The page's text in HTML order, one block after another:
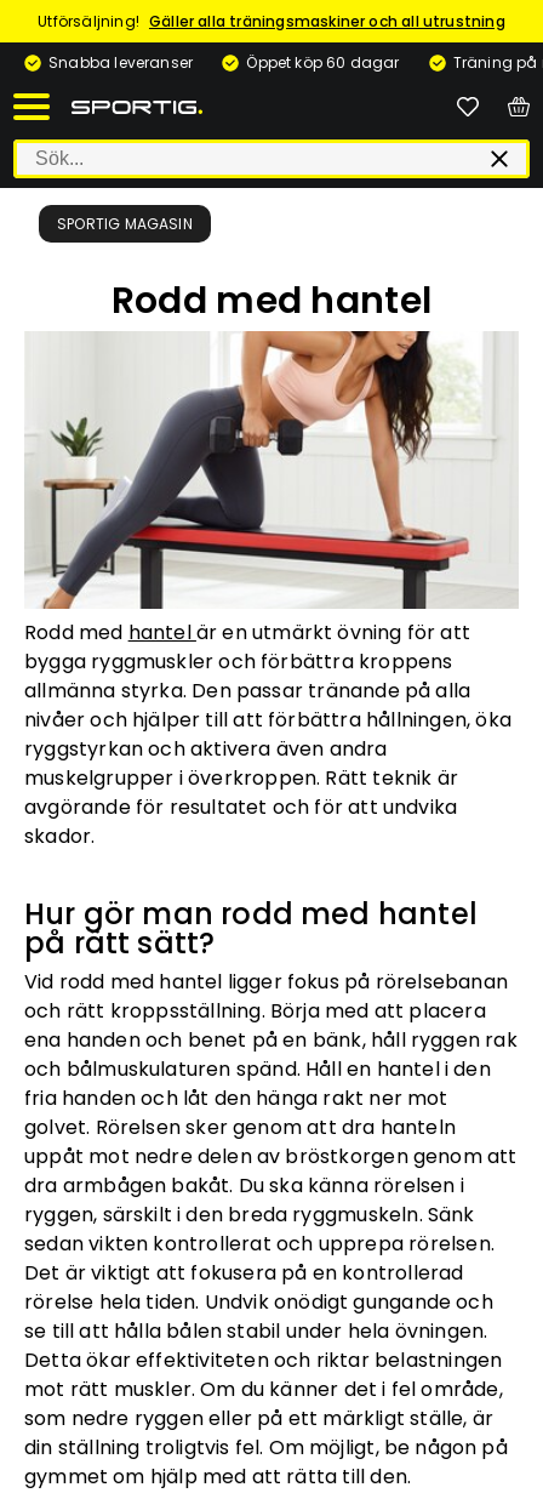
Utförsäljning! Gäller alla träningsmaskiner och all utrustning
Snabba leveranser
Öppet köp 60 dagar Träning på
SPORTIG MAGASIN
Rodd med hantel
Rodd med hantelär en utmärkt övning för att
bygga ryggmuskler och förbättra kroppens
allmänna styrka. Den passar tränande på alla
nivåer och hjälper till att förbättra hållningen, öka
ryggstyrkan och aktivera även andra
muskelgrupper i överkroppen. Rätt teknik är
avgörande för resultatet och för att undvika
skador.
Hur gör man rodd med hantel
på rätt sätt?
Vid rodd med hantel ligger fokus på rörelsebanan
och rätt kroppsställning. Börja med att placera
ena handen och benet på en bänk, håll ryggen rak
och bålmuskulaturen spänd. Håll en hantel i den
fria handen och låt den hänga rakt ner mot
golvet. Rörelsen sker genom att dra hanteln
uppåt mot nedre delen av bröstkorgen genom att
dra armbågen bakåt. Du ska känna rörelsen i
ryggen, särskilt i den breda ryggmuskeln. Sänk
sedan vikten kontrollerat och upprepa rörelsen.
Det är viktigt att fokusera på en kontrollerad
rörelse hela tiden. Undvik onödigt gungande och
se till att hålla bålen stabil under hela övningen.
Detta ökar effektiviteten och riktar belastningen
mot rätt muskler. Om du känner det i fel område,
som nedre ryggen eller på ett märkligt ställe, är
din ställning troligtvis fel. Om möjligt, be någon på
gymmet om hjälp med att rätta till den.